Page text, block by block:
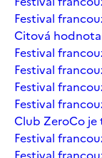
Festival
Citová hodnota
Festival
Festival
Festival
Festival
Club ZeroCo je
Festival